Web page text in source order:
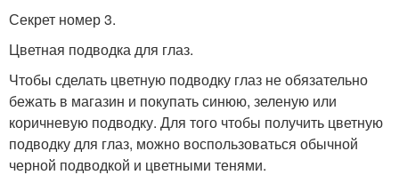
Секрет номер 3.
Цветная подводка для глаз.
Чтобы сделать цветную подводку глаз не обязательно
бежать в магазин и покупать синюю, зеленую или
коричневую подводку. Для того чтобы получить цветную
подводку для глаз, можно воспользоваться обычной
черной подводкой и цветными тенями.